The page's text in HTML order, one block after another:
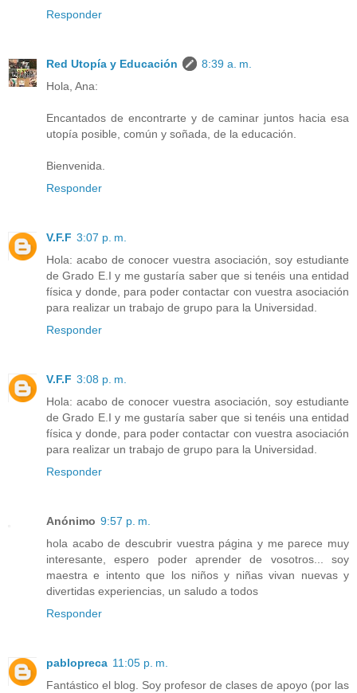
Responder
Red Utopía y Educación
8:39 a. m.
Hola, Ana:
Encantados de encontrarte y de caminar juntos hacia esa
utopía posible, común y soñada, de la educación.
Bienvenida.
Responder
V.F.F 3:07 p. m.
Hola: acabo de conocer vuestra asociación, soy estudiante
de Grado E.I y me gustaría saber que si tenéis una entidad
física y donde, para poder contactar con vuestra asociación
para realizar un trabajo de grupo para la Universidad.
Responder
V.F.F 3:08 p. m.
Hola: acabo de conocer vuestra asociación, soy estudiante
de Grado E.I y me gustaría saber que si tenéis una entidad
física y donde, para poder contactar con vuestra asociación
para realizar un trabajo de grupo para la Universidad.
Responder
Anónimo 9:57 p. m.
hola acabo de descubrir vuestra página y me parece muy
interesante, espero poder aprender de vosotros... soy
maestra e intento que los niños y niñas vivan nuevas y
divertidas experiencias, un saludo a todos
Responder
pablopreca 11:05 p. m.
Fantástico el blog. Soy profesor de clases de apoyo (por las